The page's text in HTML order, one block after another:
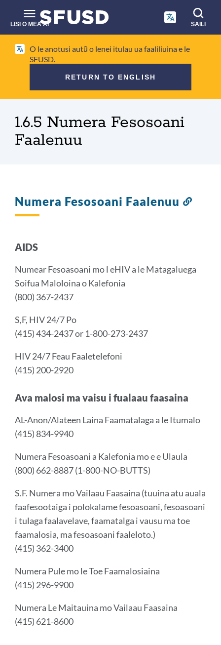
anotusi
autū
LISI O MEA'AI SAILI
Su'ega
le
upega
tafa'ilagi
O le anotusi autū o lenei itulau ua faaliliuina e le
SFUSD.
RETURN TO ENGLISH
falaoa
1.6.5 Numera Fesosoani
Faalenuu
Numera Fesosoani Faalenuu
AIDS
Numear Fesoasoani mo l eHIV a le Matagaluega
Soifua Maloloina oKalefonia
(800) 367-2437
S,F, HIV 24/7 Po
(415) 434-2437 or 1-800-273-2437
HIV 24/7 Feau Faaletelefoni
(415) 200-2920
Ava malosi ma vaisu i fualaau faasaina
AL-Anon/Alateen Laina Faamatalaga a le Itumalo
(415) 834-9940
Numera Fesoasoani a Kalefonia mo e e Ulaula
(800) 662-8887 (1-800-NO-BUTTS)
S.F. Numera mo Vailaau Faasaina (tuuina atu auala
faafesootaiga i polokalame fesoasoani, fesoasoani
i tulaga faalavelave, faamatalga i vausu ma toe
faamalosia, ma fesoasoani faaleloto.)
(415) 362-3400
Numera Pule mo le Toe Faamalosiaina
(415) 296-9900
Numera Le Maitauina mo Vailaau Faasaina
(415) 621-8600